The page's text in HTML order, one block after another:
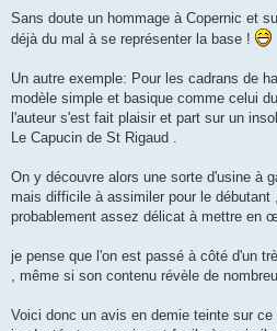
Sans doute un hommage à Copernic et
déjà du mal à se représenter la base !
Un autre exemple: Pour les cadrans de
modèle simple et basique comme celui
l'auteur s'est fait plaisir et part sur un
Le Capucin de St Rigaud .
On y découvre alors une sorte d'usine à
mais difficile à assimiler pour le débutant
probablement assez délicat à mettre en
je pense que l'on est passé à côté d'un
, même si son contenu révèle de
Voici donc un avis en demie teinte sur